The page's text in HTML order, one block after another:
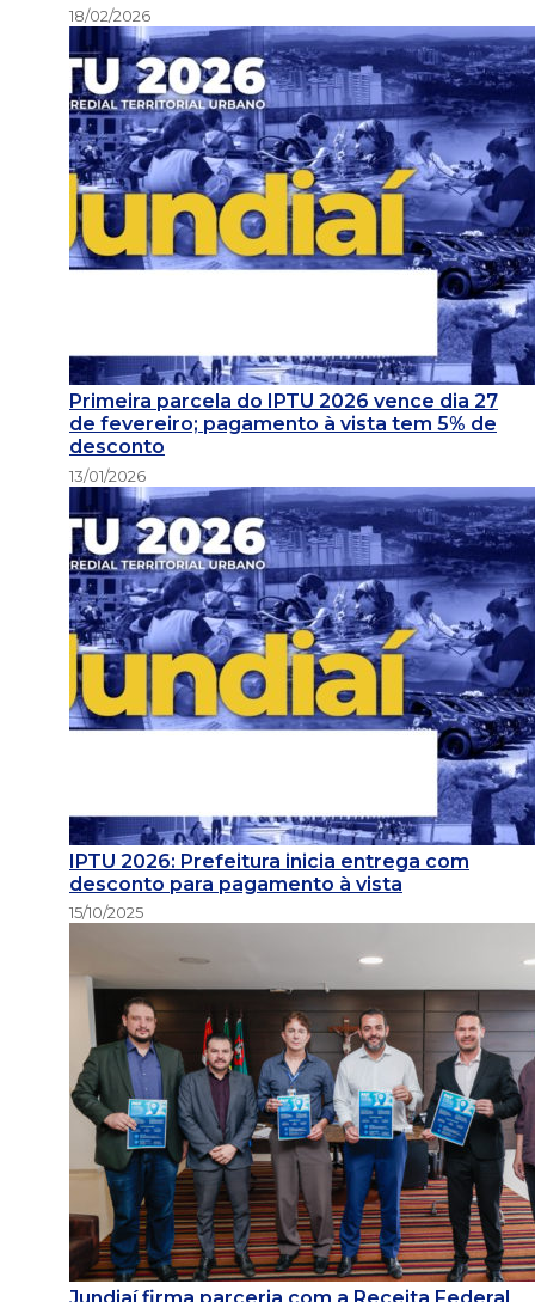
18/02/2026
Primeira parcela do IPTU 2026 vence dia 27
de fevereiro; pagamento à vista tem 5% de
desconto
13/01/2026
IPTU 2026: Prefeitura inicia entrega com
desconto para pagamento à vista
15/10/2025